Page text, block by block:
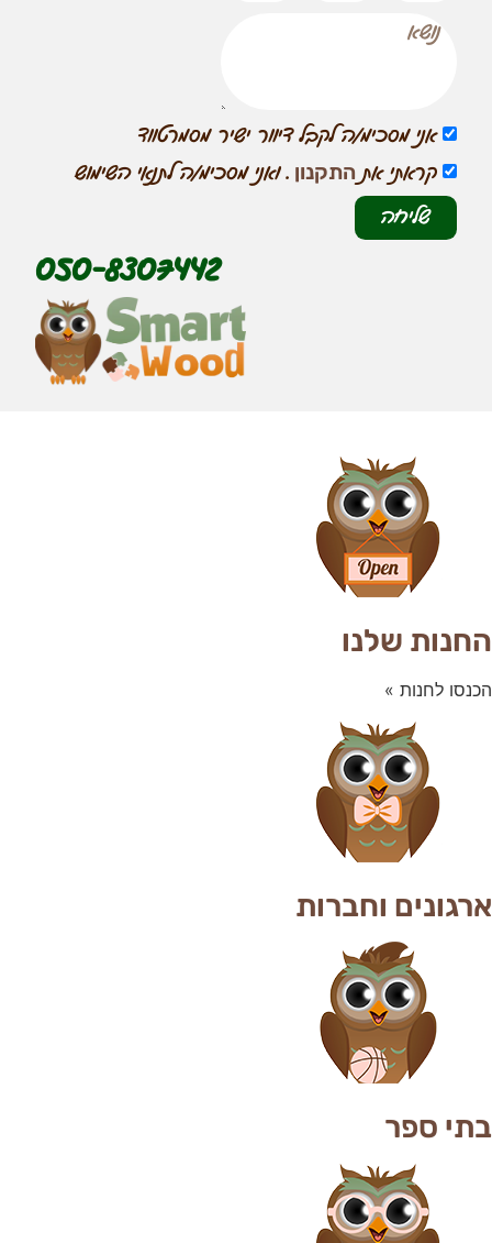
אני מסכימ/ה לקבל דיוור ישיר מסמרטווד
קראתי אתהתקנון . ואני מסכימ/ה לתנאי השימוש
שליחה
050-8307442
החנות שלנו
הכנסו לחנות »
ארגונים וחברות
בתי ספר